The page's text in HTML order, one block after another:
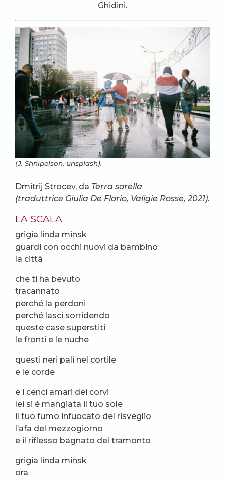
Ghidini.
(J. Shnipelson, unsplash).
Dmitrij Strocev, da Terra sorella
(traduttrice Giulia De Florio, Valigie Rosse, 2021).
LA SCALA
grigia linda minsk
guardi con occhi nuovi da bambino
la città
che ti ha bevuto
tracannato
perché la perdoni
perché lasci sorridendo
queste case superstiti
le fronti e le nuche
questi neri pali nel cortile
e le corde
e i cenci amari dei corvi
lei si è mangiata il tuo sole
il tuo fumo infuocato del risveglio
l’afa del mezzogiorno
e il riflesso bagnato del tramonto
grigia linda minsk
ora